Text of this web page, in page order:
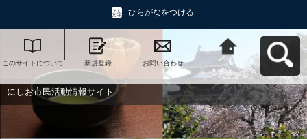
ひらがなをつける
このサイトについて 新規登録 お問い合わせ
にしお市民活動情報
サイトへ戻る
にしお市民活動情報サイト